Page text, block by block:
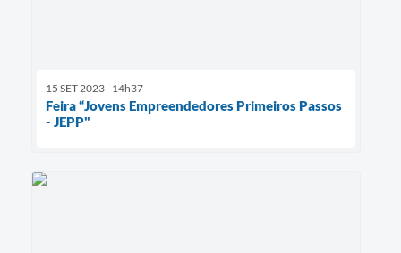
15 SET 2023 - 14h37
Feira “Jovens Empreendedores Primeiros Passos
- JEPP"